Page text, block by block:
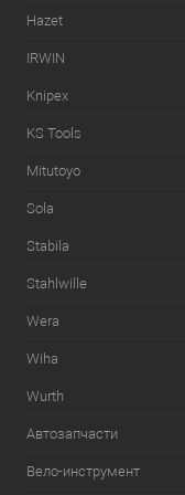
Hazet
IRWIN
Knipex
KS Tools
Mitutoyo
Sola
Stabila
Stahlwille
Wera
Wiha
Wurth
Автозапчасти
Вело-инструмент